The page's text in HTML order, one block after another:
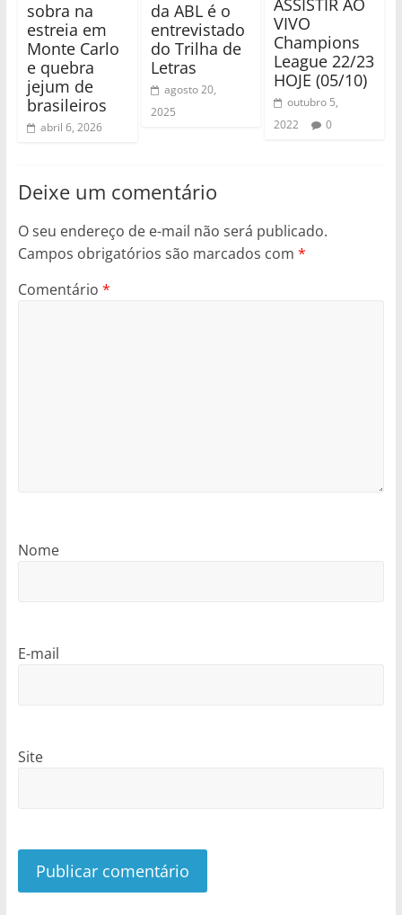
sobra na
estreia em
Monte Carlo
e quebra
jejum de
brasileiros
abril 6, 2026
da ABL é o
entrevistado
do Trilha de
Letras
agosto 20,
2025
ASSISTIR AO
VIVO
Champions
League 22/23
HOJE (05/10)
outubro 5,
2022
0
Deixe um comentário
O seu endereço de e-mail não será publicado.
Campos obrigatórios são marcados com *
Comentário *
Nome
E-mail
Site